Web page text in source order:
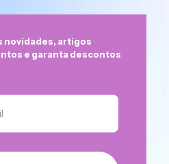
novidades, artigos
e garanta descontos